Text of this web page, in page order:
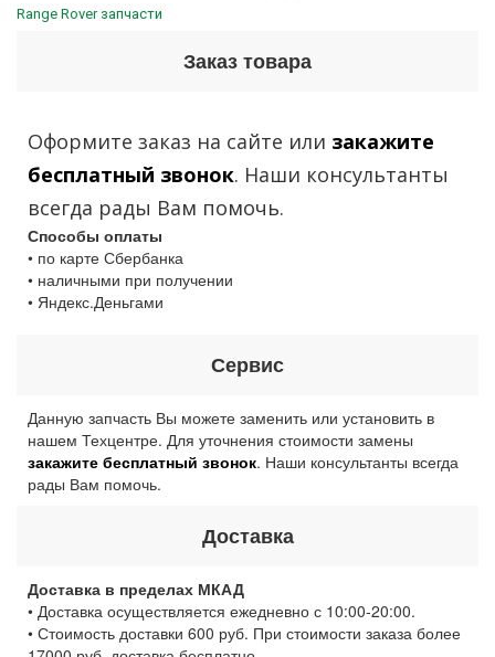
Range Rover запчасти
Заказ товара
Оформите заказ на сайте или закажите
бесплатный звонок. Наши консультанты
всегда рады Вам помочь.
Способы оплаты
• по карте Сбербанка
• наличными при получении
• Яндекс.Деньгами
Сервис
Данную запчасть Вы можете заменить или установить в
нашем Техцентре. Для уточнения стоимости замены
закажите бесплатный звонок. Наши консультанты всегда
рады Вам помочь.
Доставка
Доставка в пределах МКАД
• Доставка осуществляется ежедневно с 10:00-20:00.
• Стоимость доставки 600 руб. При стоимости заказа более